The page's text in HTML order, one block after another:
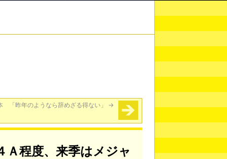
「昨年のようなら辞めざる得ない」 →
程度、来季はメジャ